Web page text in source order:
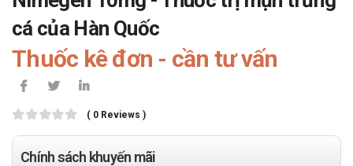
cá của Hàn Quốc
Thuốc kê đơn - cần tư vấn
( 0 Reviews )
Chính sách khuyến mãi